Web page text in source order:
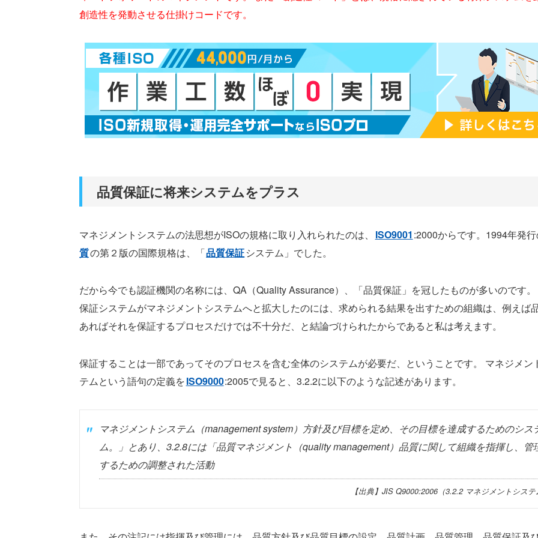
創造性を発動させる仕掛けコードです。
品質保証に将来システムをプラス
マネジメントシステムの法思想がISOの規格に取り入れられたのは、 ISO9001 :2000からです。1994年発
質の第２版の国際規格は、「品質保証システム」でした。
だから今でも認証機関の名称には、QA（Quality Assurance）、「品質保証」を冠したものが多いのです
保証システムがマネジメントシステムへと拡大したのには、求められる結果を出すための組織は、例えば
あればそれを保証するプロセスだけでは不十分だ、と結論づけられたからであると私は考えます。
保証することは一部であってそのプロセスを含む全体のシステムが必要だ、ということです。 マネジメン
テムという語句の定義をISO9000:2005で見ると、3.2.2に以下のような記述があります。
マネジメントシステム（management system）方針及び目標を定め、その目標を達成するためのシス
ム。」とあり、3.2.8には「品質マネジメント（quality management）品質に関して組織を指揮し、管
するための調整された活動
【出典】JIS Q9000:2006（3.2.2 マネジメントシステ